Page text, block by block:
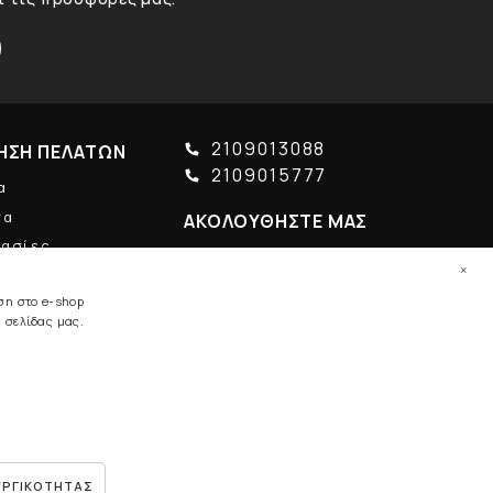
ΠΕΛΑΤΩΝ
2109013088
2109015777
ΑΚΟΛΟΥΘΗΣΤΕ ΜΑΣ
×
στο e-shop
μας.